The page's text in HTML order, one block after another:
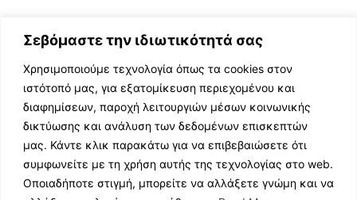
Σεβόμαστε την ιδιωτικότητά σας
Χρησιμοποιούμε τεχνολογία όπως τα cookies στον
ιστότοπό μας, για εξατομίκευση περιεχομένου και
διαφημίσεων, παροχή λειτουργιών μέσων κοινωνικής
δικτύωσης και ανάλυση των δεδομένων επισκεπτών
μας. Κάντε κλικ παρακάτω για να επιβεβαιώσετε ότι
συμφωνείτε με τη χρήση αυτής της τεχνολογίας στο web.
Οποιαδήποτε στιγμή, μπορείτε να αλλάξετε γνώμη και να
ΕΛΛΗΝΙΚΗ ΜΟΥΣΙΚΗ
TV SHOWS
EVENTS
ΘΕΑΤΡΟ